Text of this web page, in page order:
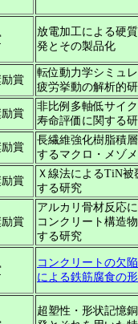
放電加工による硬
発とその製品化
賞
転位動力学シミュ
疲労挙動の解析的
賞
非比例多軸低サイ
寿命評価に関する
賞
長繊維強化樹脂積
するマクロ・メゾ
賞
Ｘ線法によるTiN
する研究
賞
アルカリ骨材反応
コンクリート構造
する研究
コンクリートの欠
による鉄筋腐食の
超塑性・形状記憶